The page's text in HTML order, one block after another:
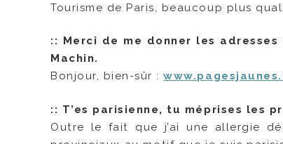
Tourisme de Paris, beaucoup plus
::
Merci de me donner les
Machin.
Bonjour, bien-sûr :
:: T’es parisienne, tu méprises les
Outre le fait que j’ai une allergie